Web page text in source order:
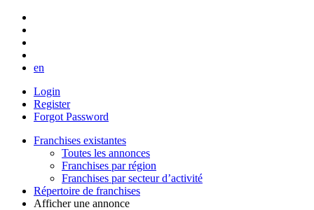
en
Login
Register
Forgot Password
Franchises existantes
Toutes les annonces
Franchises par région
Franchises par secteur d’activité
Répertoire de franchises
Afficher une annonce